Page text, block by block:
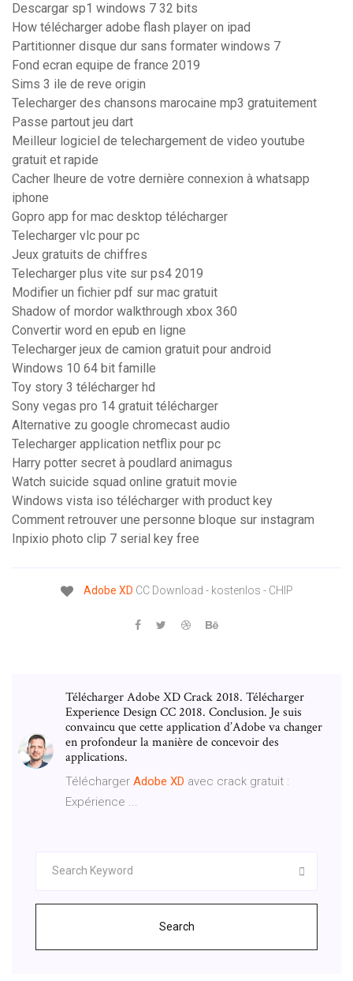
Descargar sp1 windows 7 32 bits
How télécharger adobe flash player on ipad
Partitionner disque dur sans formater windows 7
Fond ecran equipe de france 2019
Sims 3 ile de reve origin
Telecharger des chansons marocaine mp3 gratuitement
Passe partout jeu dart
Meilleur logiciel de telechargement de video youtube
gratuit et rapide
Cacher lheure de votre dernière connexion à whatsapp
iphone
Gopro app for mac desktop télécharger
Telecharger vlc pour pc
Jeux gratuits de chiffres
Telecharger plus vite sur ps4 2019
Modifier un fichier pdf sur mac gratuit
Shadow of mordor walkthrough xbox 360
Convertir word en epub en ligne
Telecharger jeux de camion gratuit pour android
Windows 10 64 bit famille
Toy story 3 télécharger hd
Sony vegas pro 14 gratuit télécharger
Alternative zu google chromecast audio
Telecharger application netflix pour pc
Harry potter secret à poudlard animagus
Watch suicide squad online gratuit movie
Windows vista iso télécharger with product key
Comment retrouver une personne bloque sur instagram
Inpixio photo clip 7 serial key free
Adobe XD CC Download - kostenlos - CHIP
Télécharger Adobe XD Crack 2018. Télécharger
Experience Design CC 2018. Conclusion. Je suis
convaincu que cette application d’Adobe va changer
en profondeur la manière de concevoir des
applications.
Télécharger Adobe XD avec crack gratuit :
Expérience ...
Search